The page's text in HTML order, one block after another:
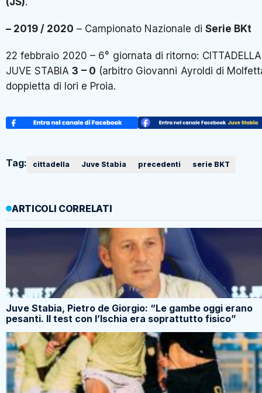
– 2019 / 2020 – Campionato Nazionale di Serie BKt
22 febbraio 2020 – 6° giornata di ritorno:
JUVE STABIA3 – 0 (arbitro Giovanni Ayroldi di
doppietta di Iori e Proia.
Tag: cittadella Juve Stabia precedenti serie BKT
ARTICOLI CORRELATI
Juve Stabia, Pietro de Giorgio: “Le gambe oggi erano
pesanti. Il test con l’Ischia era soprattutto fisico”